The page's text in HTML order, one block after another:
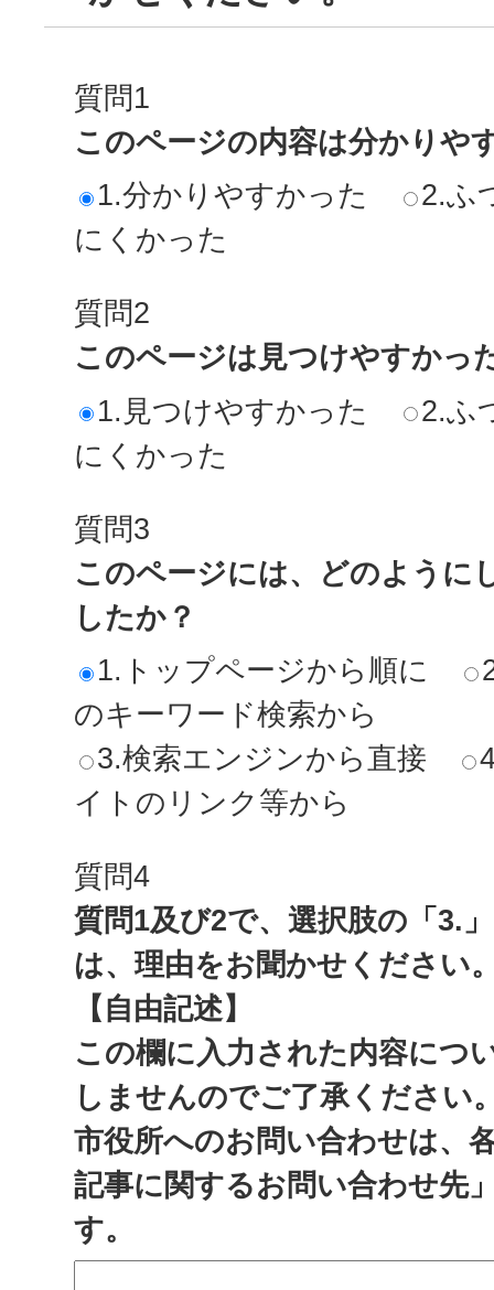
質問1
このページの内容は分かりや
1.分かりやすかった
2.ふ
にくかった
質問2
このページは見つけやすかっ
1.見つけやすかった
2.ふ
にくかった
質問3
このページには、どのように
したか？
1.トップページから順に
のキーワード検索から
3.検索エンジンから直接
イトのリンク等から
質問4
質問1及び2で、選択肢の「3.
は、理由をお聞かせください
【自由記述】
この欄に入力された内容につ
しませんのでご了承ください
市役所へのお問い合わせは、
記事に関するお問い合わせ先
す。